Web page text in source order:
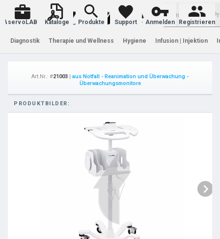
Warenkorb
servoLAB Kataloge Produkte Support Anmelden Registrieren
Diagnostik Therapie und Wellness Hygiene Infusion | Injektion
Art.Nr.: #21003 | aus Notfall - Reanimation und Überwachung -
Überwachungsmonitore
PRODUKTBILDER: